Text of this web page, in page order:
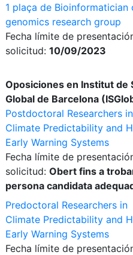
1 plaça de Bioinformatician
genomics research group
Fecha límite de
solicitud: 10/09/2023
Oposiciones en Institut de
Global de Barcelona
Postdoctoral Researchers in
Climate Predictability and
Early Warning Systems
Fecha límite de
solicitud: Obert fins a
persona candidata
Predoctoral Researchers in
Climate Predictability and
Early Warning Systems
Fecha límite de